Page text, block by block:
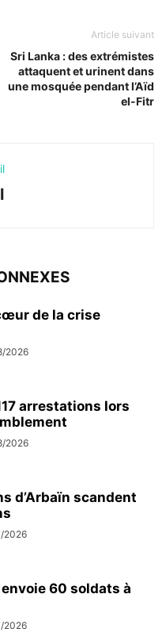
Article suivant
Sri Lanka : des extrémistes
attaquent et urinent dans
une mosquée pendant l’Aïd
el-Fitr
de la crise
2026
arrestations lors
2026
d’Arbaïn scandent
2026
envoie 60 soldats à
2026